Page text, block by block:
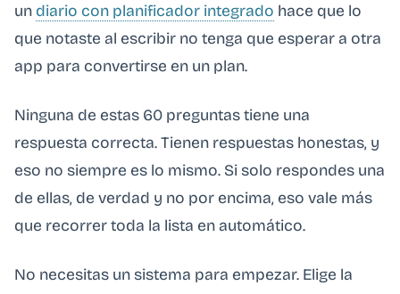
un diario con planificador integrado hace que lo
que notaste al escribir no tenga que esperar a otra
app para convertirse en un plan.
Ninguna de estas 60 preguntas tiene una
respuesta correcta. Tienen respuestas honestas, y
eso no siempre es lo mismo. Si solo respondes una
de ellas, de verdad y no por encima, eso vale más
que recorrer toda la lista en automático.
No necesitas un sistema para empezar. Elige la